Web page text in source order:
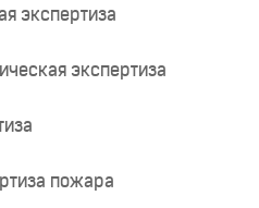
экспертиза
экспертиза
пожара